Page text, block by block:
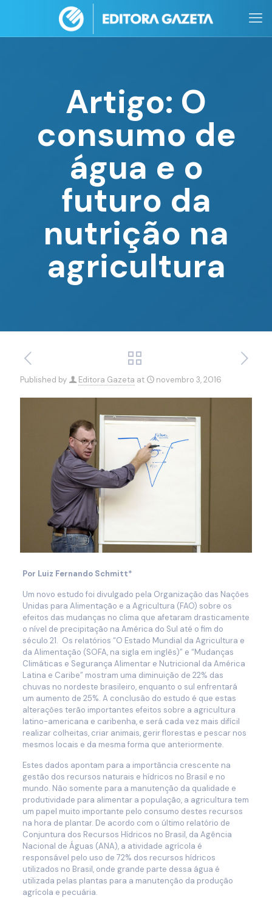
Artigo: O
consumo de
água e o
futuro da
nutrição na
agricultura
Published by Editora Gazeta at novembro 3, 2016
Por Luiz Fernando Schmitt*
Um novo estudo foi divulgado pela Organização das Nações
Unidas para Alimentação e a Agricultura (FAO) sobre os
efeitos das mudanças no clima que afetaram drasticamente
o nível de precipitação na América do Sul até o fim do
século 21. Os relatórios “O Estado Mundial da Agricultura e
da Alimentação (SOFA, na sigla em inglês)” e “Mudanças
Climáticas e Segurança Alimentar e Nutricional da América
Latina e Caribe” mostram uma diminuição de 22% das
chuvas no nordeste brasileiro, enquanto o sul enfrentará
um aumento de 25%. A conclusão do estudo é que estas
alterações terão importantes efeitos sobre a agricultura
latino-americana e caribenha, e será cada vez mais difícil
realizar colheitas, criar animais, gerir florestas e pescar nos
mesmos locais e da mesma forma que anteriormente.
Estes dados apontam para a importância crescente na
gestão dos recursos naturais e hídricos no Brasil e no
mundo. Não somente para a manutenção da qualidade e
produtividade para alimentar a população, a agricultura tem
um papel muito importante pelo consumo destes recursos
na hora de plantar. De acordo com o último relatório de
Conjuntura dos Recursos Hídricos no Brasil, da Agência
Nacional de Águas (ANA), a atividade agrícola é
responsável pelo uso de 72% dos recursos hídricos
utilizados no Brasil, onde grande parte dessa água é
utilizada pelas plantas para a manutenção da produção
agrícola e pecuária.